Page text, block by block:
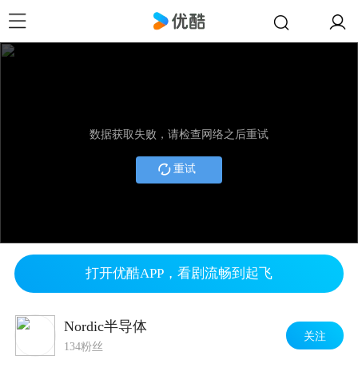
数据获取失败，请检查网络之后重试
重试
打开优酷APP，看剧流畅到起飞
Nordic半导体
134粉丝
关注